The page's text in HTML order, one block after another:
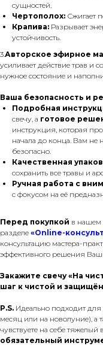
сущностей.
Чертополох: Сжигает
Крапива: Разрывает
устойчивость.
3.Авторское эфирное
усиливает действие трав и
нужное состояние и
Ваша безопасность и
Подробная
свечу, а готовое
инструкция, которая
начала до конца. Вам
безопасно.
Качественная
сохранить все травы и
Ручная работа с
с фокусом на её
Перед покупкой в нашем
разделе «Online-
консультацию мастера-
эффективного решения
Закажите свечу «На
шаг к чистой и
P.S. Идеально подходит
месяц или на новолуние), а
чувствуете на себе
обязательный